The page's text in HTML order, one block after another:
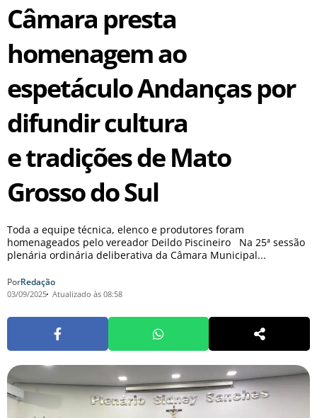
Câmara presta
homenagem ao
espetáculo Andanças por
difundir cultura
e tradições de Mato
Grosso do Sul
Toda a equipe técnica, elenco e produtores foram
homenageados pelo vereador Deildo Piscineiro Na 25ª sessão
plenária ordinária deliberativa da Câmara Municipal...
PorRedação
03/09/2025 Atualizado às 08:58